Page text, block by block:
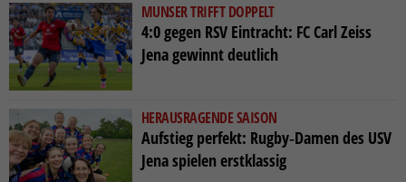
MUNSER TRIFFT DOPPELT
4:0 gegen RSV Eintracht: FC Carl Zeiss
Jena gewinnt deutlich
HERAUSRAGENDE SAISON
Aufstieg perfekt: Rugby‑Damen des USV
Jena spielen erstklassig